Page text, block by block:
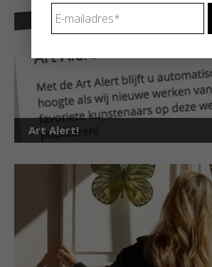
Art Alert!
mailadres *